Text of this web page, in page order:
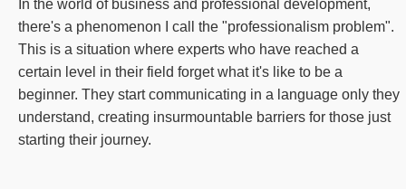
In the world of business and professional development,
there's a phenomenon I call the "professionalism problem".
This is a situation where experts who have reached a
certain level in their field forget what it's like to be a
beginner. They start communicating in a language only they
understand, creating insurmountable barriers for those just
starting their journey.